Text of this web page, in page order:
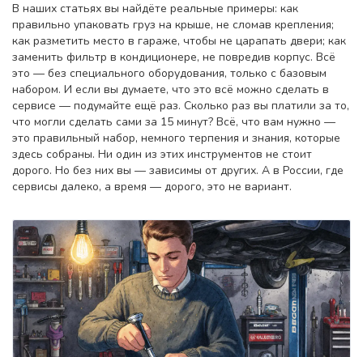
В наших статьях вы найдёте реальные примеры: как
правильно упаковать груз на крыше, не сломав крепления;
как разметить место в гараже, чтобы не царапать двери; как
заменить фильтр в кондиционере, не повредив корпус. Всё
это — без специального оборудования, только с базовым
набором. И если вы думаете, что это всё можно сделать в
сервисе — подумайте ещё раз. Сколько раз вы платили за то,
что могли сделать сами за 15 минут? Всё, что вам нужно —
это правильный набор, немного терпения и знания, которые
здесь собраны. Ни один из этих инструментов не стоит
дорого. Но без них вы — зависимы от других. А в России, где
сервисы далеко, а время — дорого, это не вариант.